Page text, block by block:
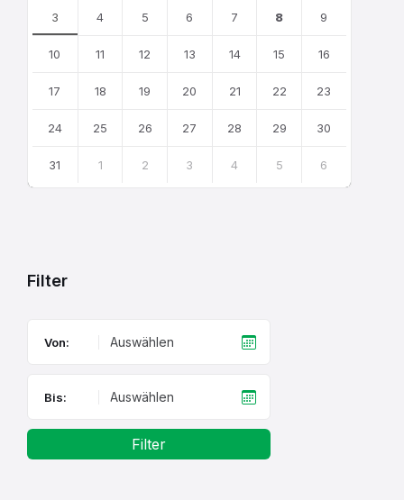
3 4 5 6 7 8 9
10 11 12 13 14 15 16
17 18 19 20 21 22 23
24 25 26 27 28 29 30
31 1 2 3 4 5 6
Filter
Von:
Bis:
Filter